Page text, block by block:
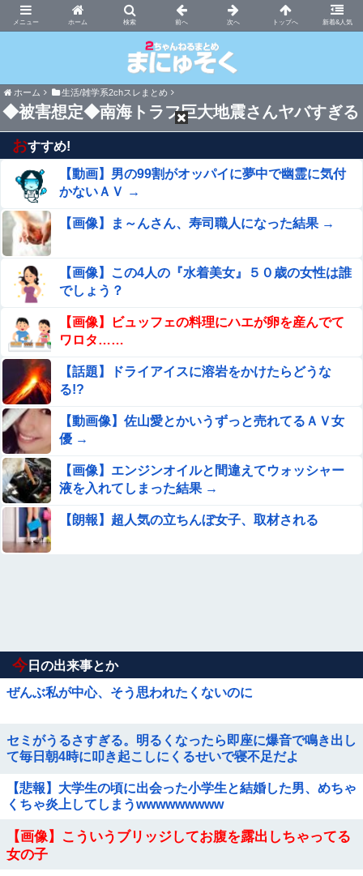
ホーム 新着&人気
まにゅそく 2chまとめニュース速報VIP
ホーム 生活/雑学系2chスレまとめ
◆被害想定◆南海トラフ巨大地震さんヤバすぎる
おすすめ!
【動画】男の99割がオッパイに夢中で幽霊に気付
かないＡＶ →
【画像】ま～んさん、寿司職人になった結果 →
【画像】この4人の『水着美女』５０歳の女性は誰
でしょう？
【画像】ビュッフェの料理にハエが卵を産んでて
ワロタ……
【話題】ドライアイスに溶岩をかけたらどうな
る!?
【動画像】佐山愛とかいうずっと売れてるＡＶ女
優 →
【画像】エンジンオイルと間違えてウォッシャー
液を入れてしまった結果 →
【朗報】超人気の立ちんぼ女子、取材される
今 日の出来事とか
ぜんぶ私が中心、そう思われたくないのに
セミがうるさすぎる。明るくなったら即座に爆音で鳴き出し
て毎日朝4時に叩き起こしにくるせいで寝不足だよ
【悲報】大学生の頃に出会った小学生と結婚した男、めちゃ
くちゃ炎上してしまうwwwwwwwww
【画像】こういうブリッジしてお腹を露出しちゃってる
女の子